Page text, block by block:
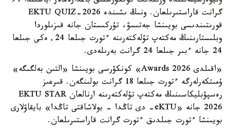
گرانت قاراستىرىلعان. ونىڭ ىشىندە EKTU QUIZ-2026
قورىتىندىسى بويىنشا جەتىسۋ، تۇركىستان جانە قىزىلوردا
وبلىستارىنىڭ مەكتەپ تۇلەكتەرىنە ءتورت جىلعا 24, ەكى جىلعا
24 جانە ءبىر جىلعا 24 گرانت بەرىلەدى.
«اقىلدى Awards 2026» كونكۋرسى بويىنشا «التىن بەلگىگە»
ۇمىتكەرلەرگە ءتورت جىلعا 18 گرانت بولىنگەن. قىرعىز
رەسپۋبليكاسىنىڭ مەكتەپ تۇلەكتەرىنە ارنالعان EKTU STAR
2026 جانە «eKTU- دى تاڭدا - بولاشاقتى تاڭدا» بايقاۋلارى
بويىنشا ءتورت جىلدىق ءتورت گرانت قاراستىرىلعان.